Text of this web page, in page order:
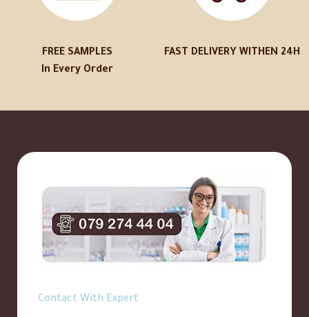
FREE SAMPLES
In Every Order
FAST DELIVERY WITHEN 24H
Contact With Expert